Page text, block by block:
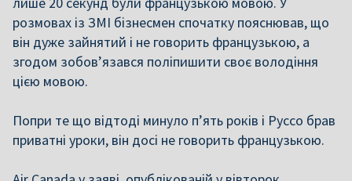
розмовах із ЗМІ бізнесмен спочатку пояснював, що
він дуже зайнятий і не говорить французькою, а
згодом зобов’язався поліпишити своє володіння
цією мовою.
Попри те що відтоді минуло п’ять років і Руссо брав
приватні уроки, він досі не говорить французькою.